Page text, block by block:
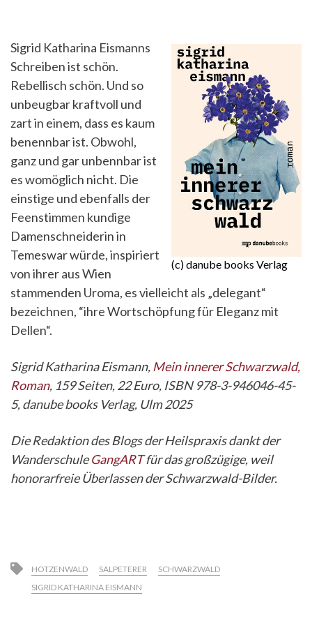
(c) danube books Verlag
Sigrid Katharina Eismanns
Schreiben ist schön.
Rebellisch schön. Und so
unbeugbar kraftvoll und
zart in einem, dass es kaum
benennbar ist. Obwohl,
ganz und gar unbennbar ist
es womöglich nicht. Die
einstige und ebenfalls der
Feenstimmen kundige
Damenschneiderin in
Temeswar würde, inspiriert
von ihrer aus Wien
stammenden Uroma, es vielleicht als „delegant“
bezeichnen, “ihre Wortschöpfung für Eleganz mit
Dellen“.
Sigrid Katharina Eismann, Mein innerer Schwarzwald,
Roman, 159 Seiten, 22 Euro, ISBN 978-3-946046-45-
5, danube books Verlag, Ulm 2025
Die Redaktion des Blogs der Heilspraxis dankt der
WanderschuleGangARTfür das großzügige, weil
honorarfreie Überlassen der Schwarzwald-Bilder.
HOTZENWALD SALPETERER
SCHWARZWALD
SIGRID KATHARINA EISMANN